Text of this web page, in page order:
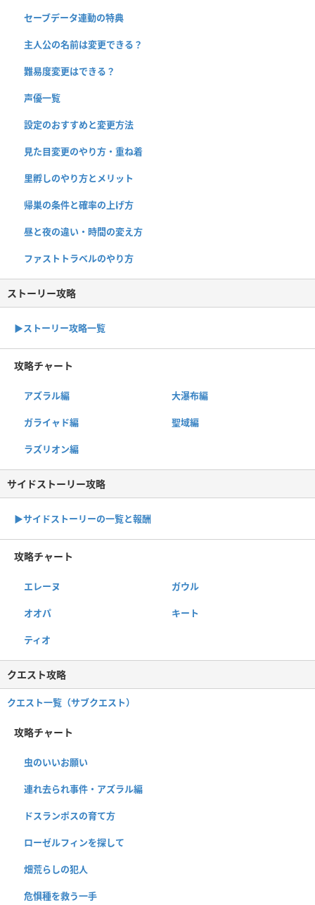
セーブデータ連動の特典
主人公の名前は変更できる？
難易度変更はできる？
声優一覧
設定のおすすめと変更方法
見た目変更のやり方・重ね着
里孵しのやり方とメリット
帰巣の条件と確率の上げ方
昼と夜の違い・時間の変え方
ファストトラベルのやり方
ストーリー攻略
▶︎ストーリー攻略一覧
攻略チャート
アズラル編 大瀑布編
ガライャド編 聖域編
ラズリオン編
サイドストーリー攻略
▶サイドストーリーの一覧と報酬
攻略チャート
エレーヌ ガウル
オオパ キート
ティオ
クエスト攻略
クエスト一覧（サブクエスト）
攻略チャート
虫のいいお願い
連れ去られ事件・アズラル編
ドスランポスの育て方
ローゼルフィンを探して
畑荒らしの犯人
危惧種を救う一手